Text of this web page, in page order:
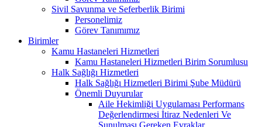
Sivil Savunma ve Seferberlik Birimi
Personelimiz
Görev Tanımımız
Birimler
Kamu Hastaneleri Hizmetleri
Kamu Hastaneleri Hizmetleri Birim Sorumlusu
Halk Sağlığı Hizmetleri
Halk Sağlığı Hizmetleri Birimi Şube Müdürü
Önemli Duyurular
Aile Hekimliği Uygulaması Performans
Değerlendirmesi İtiraz Nedenleri Ve
Sunulması Gereken Evraklar